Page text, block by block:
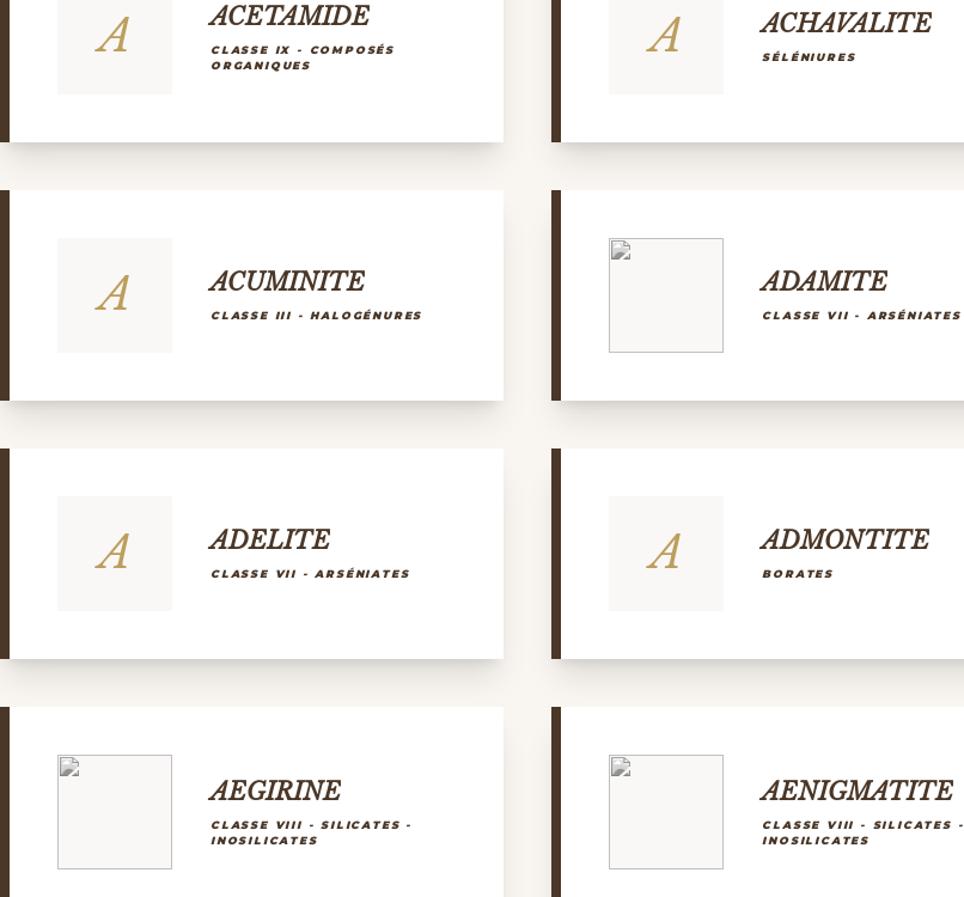
A ACETAMIDE
CLASSE IX - COMPOSÉS
ORGANIQUES
A ACHAVALITE
SÉLÉNIURES
A ACUMINITE
CLASSE III - HALOGÉNURES
ADAMITE
CLASSE VII - ARSÉNIATES
A ADELITE
CLASSE VII - ARSÉNIATES A ADMONTITE
BORATES
AEGIRINE
CLASSE VIII - SILICATES -
INOSILICATES
AENIGMATITE
CLASSE VIII - SILICATES -
INOSILICATES